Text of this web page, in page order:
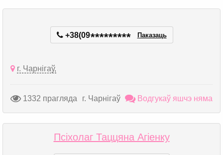
+38(09********* Паказаць
г. Чарнігаў,
1332 прагляда г. Чарнігаў Водгукаў яшчэ няма
Псіхолаг Таццяна Агіенку